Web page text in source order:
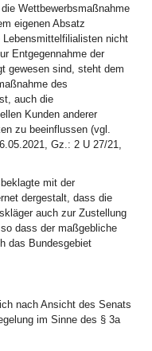
Wettbewerbsmaßnahme
eigenen Absatz
Lebensmittelfilialisten nicht
Entgegennahme der
gewesen sind, steht dem
des
auch die
Kunden anderer
zu beeinflussen (vgl.
Gz.: 2 U 27/21,
mit der
dergestalt, dass die
auch zur Zustellung
dass der maßgebliche
das Bundesgebiet
nach Ansicht des Senats
im Sinne des § 3a